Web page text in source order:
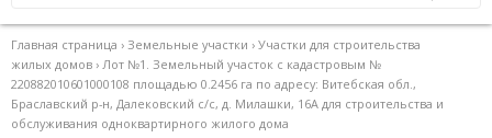
Главная страница › Земельные участки › Участки для строительства
жилых домов › Лот №1. Земельный участок с кадастровым №
220882010601000108 площадью 0.2456 га по адресу: Витебская обл.,
Браславский р-н, Далековский с/с, д. Милашки, 16А для строительства и
обслуживания одноквартирного жилого дома